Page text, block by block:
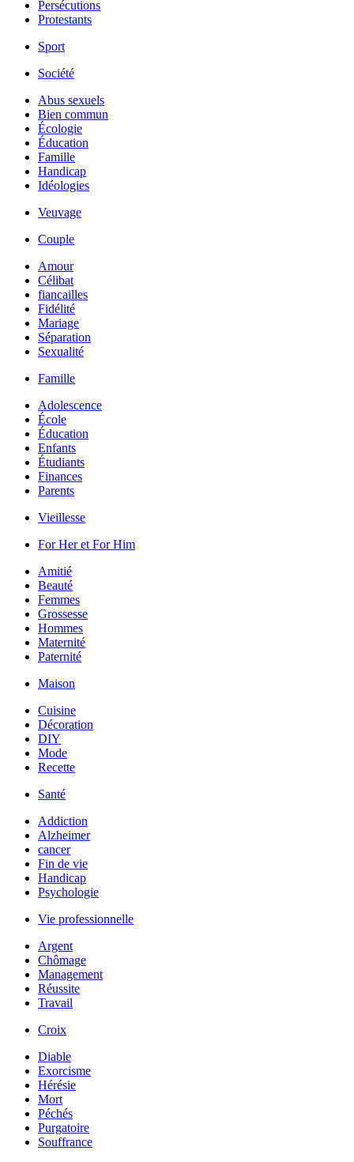
Persécutions
Protestants
Sport
Société
Abus sexuels
Bien commun
Écologie
Éducation
Famille
Handicap
Idéologies
Veuvage
Couple
Amour
Célibat
fiancailles
Fidélité
Mariage
Séparation
Sexualité
Famille
Adolescence
École
Éducation
Enfants
Étudiants
Finances
Parents
Vieillesse
For Her et For Him
Amitié
Beauté
Femmes
Grossesse
Hommes
Maternité
Paternité
Maison
Cuisine
Décoration
DIY
Mode
Recette
Santé
Addiction
Alzheimer
cancer
Fin de vie
Handicap
Psychologie
Vie professionnelle
Argent
Chômage
Management
Réussite
Travail
Croix
Diable
Exorcisme
Hérésie
Mort
Péchés
Purgatoire
Souffrance